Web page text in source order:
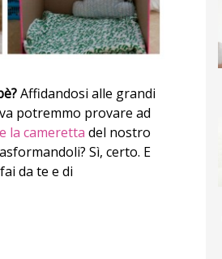
Affidandosi alle grandi
potremmo provare ad
la cameretta del nostro
Sì, certo. E
da te e di